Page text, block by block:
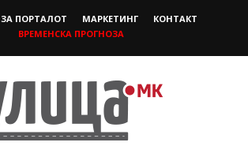
ЗА ПОРТАЛОТ МАРКЕТИНГ
КОНТАКТ
ВРЕМЕНСКА ПРОГНОЗА